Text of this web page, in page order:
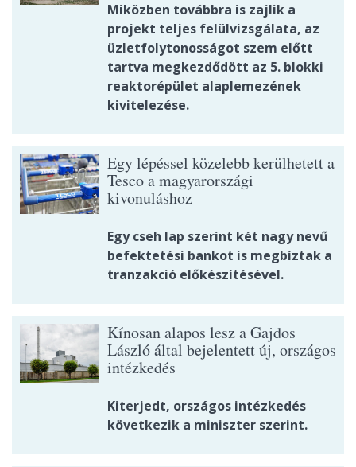
Miközben továbbra is zajlik a
projekt teljes felülvizsgálata, az
üzletfolytonosságot szem előtt
tartva megkezdődött az 5. blokki
reaktorépület alaplemezének
kivitelezése.
Egy lépéssel közelebb kerülhetett a
Tesco a magyarországi
kivonuláshoz
Egy cseh lap szerint két nagy nevű
befektetési bankot is megbíztak a
tranzakció előkészítésével.
Kínosan alapos lesz a Gajdos
László által bejelentett új, országos
intézkedés
Kiterjedt, országos intézkedés
következik a miniszter szerint.